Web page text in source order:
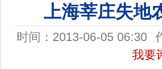
上海莘庄失地
时间：2013-06-05 06:30
我要